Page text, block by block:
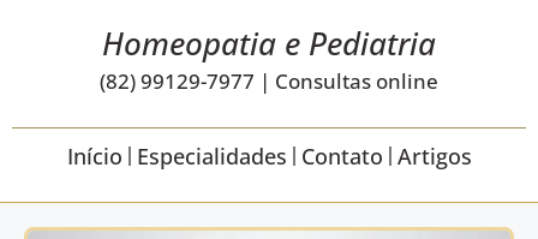
Homeopatia e Pediatria
(82) 99129-7977 | Consultas online
Início Especialidades Contato Artigos